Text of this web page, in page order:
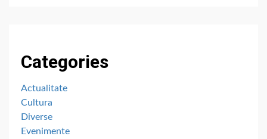
Categories
Actualitate
Cultura
Diverse
Evenimente